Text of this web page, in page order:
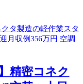
精密コネク